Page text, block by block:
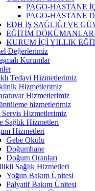
PAGO-HASTANE
PAGO-HASTANE
EDH İŞ SAĞLIĞI VE
EĞİTİM
KURUM İÇİ YILLIK
Değerlerimiz
Kurumlar
Tedavi Hizmetlerimiz
Hizmetlerimiz
Hizmetlerimiz
hizmetlerimiz
Hizmetlerimiz
Sağlık Hizmetleri
Hizmetleri
Gebe Okulu
Doğumhane
Doğum Oranları
Sağlık Hizmetleri
Yoğun Bakım Ünitesi
Palyatif Bakım Ünitesi